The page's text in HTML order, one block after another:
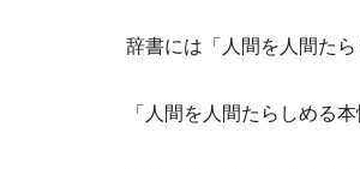
辞書には「人間を人間た
「人間を人間たらしめる